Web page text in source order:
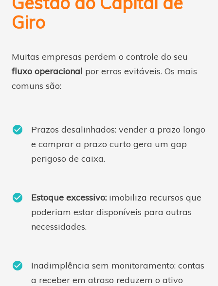
Giro
Muitas empresas perdem o controle do seu
fluxo operacional por erros evitáveis. Os mais
comuns são:
Prazos desalinhados: vender a prazo longo
e comprar a prazo curto gera um gap
perigoso de caixa.
Estoque excessivo: imobiliza recursos que
poderiam estar disponíveis para outras
necessidades.
Inadimplência sem monitoramento: contas
a receber em atraso reduzem o ativo